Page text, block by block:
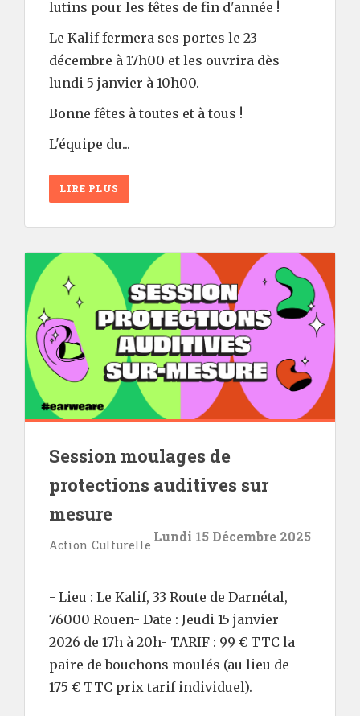
lutins pour les fêtes de fin d'année !
Le Kalif fermera ses portes le 23
décembre à 17h00 et les ouvrira dès
lundi 5 janvier à 10h00.
Bonne fêtes à toutes et à tous !
L'équipe du...
LIRE PLUS
Session moulages de
protections auditives sur
mesure
Action Culturelle
Lundi 15 Décembre 2025
- Lieu : Le Kalif, 33 Route de Darnétal,
76000 Rouen- Date : Jeudi 15 janvier
2026 de 17h à 20h- TARIF : 99 € TTC la
paire de bouchons moulés (au lieu de
175 € TTC prix tarif individuel).